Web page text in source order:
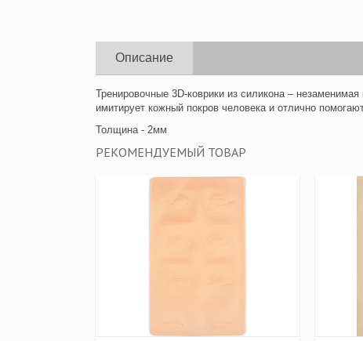
Описание
Тренировочные 3D-коврики из силикона –
имитирует кожный покров человека и отлично
Толщина- 2мм
РЕКОМЕНДУЕМЫЙ ТОВАР